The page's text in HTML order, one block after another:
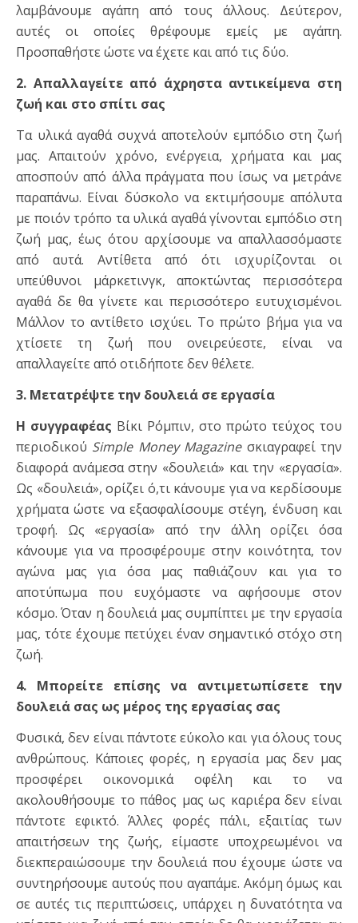
λαμβάνουμε αγάπη από τους άλλους. Δεύτερον,
αυτές οι οποίες θρέφουμε εμείς με αγάπη.
Προσπαθήστε ώστε να έχετε και από τις δύο.
2. Απαλλαγείτε από άχρηστα αντικείμενα στη
ζωή και στο σπίτι σας
Τα υλικά αγαθά συχνά αποτελούν εμπόδιο στη ζωή
μας. Απαιτούν χρόνο, ενέργεια, χρήματα και μας
αποσπούν από άλλα πράγματα που ίσως να μετράνε
παραπάνω. Είναι δύσκολο να εκτιμήσουμε απόλυτα
με ποιόν τρόπο τα υλικά αγαθά γίνονται εμπόδιο στη
ζωή μας, έως ότου αρχίσουμε να απαλλασσόμαστε
από αυτά. Αντίθετα από ότι ισχυρίζονται οι
υπεύθυνοι μάρκετινγκ, αποκτώντας περισσότερα
αγαθά δε θα γίνετε και περισσότερο ευτυχισμένοι.
Μάλλον το αντίθετο ισχύει. Το πρώτο βήμα για να
χτίσετε τη ζωή που ονειρεύεστε, είναι να
απαλλαγείτε από οτιδήποτε δεν θέλετε.
3. Μετατρέψτε την δουλειά σε εργασία
Η συγγραφέας Βίκι Ρόμπιν, στο πρώτο τεύχος του
περιοδικού Simple Money Magazineσκιαγραφεί την
διαφορά ανάμεσα στην «δουλειά» και την «εργασία».
Ως «δουλειά», ορίζει ό,τι κάνουμε για να κερδίσουμε
χρήματα ώστε να εξασφαλίσουμε στέγη, ένδυση και
τροφή. Ως «εργασία» από την άλλη ορίζει όσα
κάνουμε για να προσφέρουμε στην κοινότητα, τον
αγώνα μας για όσα μας παθιάζουν και για το
αποτύπωμα που ευχόμαστε να αφήσουμε στον
κόσμο. Όταν η δουλειά μας συμπίπτει με την εργασία
μας, τότε έχουμε πετύχει έναν σημαντικό στόχο στη
ζωή.
4. Μπορείτε επίσης να αντιμετωπίσετε την
δουλειά σας ως μέρος της εργασίας σας
Φυσικά, δεν είναι πάντοτε εύκολο και για όλους τους
ανθρώπους. Κάποιες φορές, η εργασία μας δεν μας
προσφέρει οικονομικά οφέλη και το να
ακολουθήσουμε το πάθος μας ως καριέρα δεν είναι
πάντοτε εφικτό. Άλλες φορές πάλι, εξαιτίας των
απαιτήσεων της ζωής, είμαστε υποχρεωμένοι να
διεκπεραιώσουμε την δουλειά που έχουμε ώστε να
συντηρήσουμε αυτούς που αγαπάμε. Ακόμη όμως και
σε αυτές τις περιπτώσεις, υπάρχει η δυνατότητα να